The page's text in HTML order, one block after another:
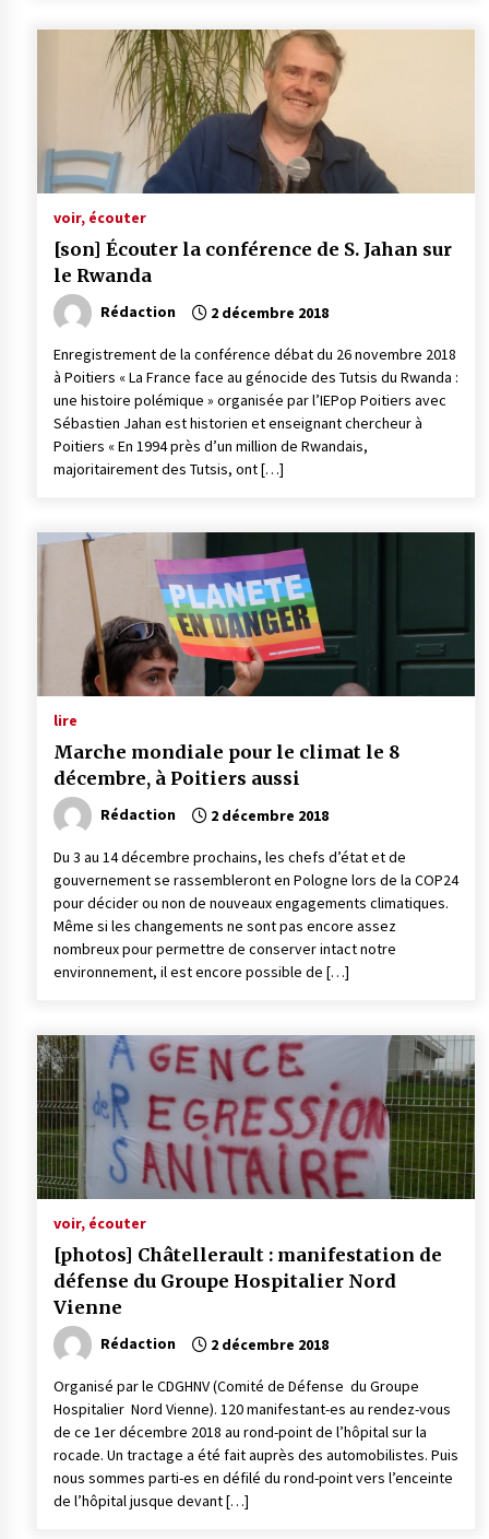
voir, écouter
[son] Écouter la conférence de S. Jahan sur
le Rwanda
Rédaction 2 décembre 2018
Enregistrement de la conférence débat du 26 novembre 2018
à Poitiers « La France face au génocide des Tutsis du Rwanda :
une histoire polémique » organisée par l’IEPop Poitiers avec
Sébastien Jahan est historien et enseignant chercheur à
Poitiers « En 1994 près d’un million de Rwandais,
majoritairement des Tutsis, ont […]
lire
Marche mondiale pour le climat le 8
décembre, à Poitiers aussi
Rédaction 2 décembre 2018
Du 3 au 14 décembre prochains, les chefs d’état et de
gouvernement se rassembleront en Pologne lors de la COP24
pour décider ou non de nouveaux engagements climatiques.
Même si les changements ne sont pas encore assez
nombreux pour permettre de conserver intact notre
environnement, il est encore possible de […]
voir, écouter
[photos] Châtellerault : manifestation de
défense du Groupe Hospitalier Nord
Vienne
Rédaction 2 décembre 2018
Organisé par le CDGHNV (Comité de Défense du Groupe
Hospitalier Nord Vienne). 120 manifestant-es au rendez-vous
de ce 1er décembre 2018 au rond-point de l’hôpital sur la
rocade. Un tractage a été fait auprès des automobilistes. Puis
nous sommes parti-es en défilé du rond-point vers l’enceinte
de l’hôpital jusque devant […]